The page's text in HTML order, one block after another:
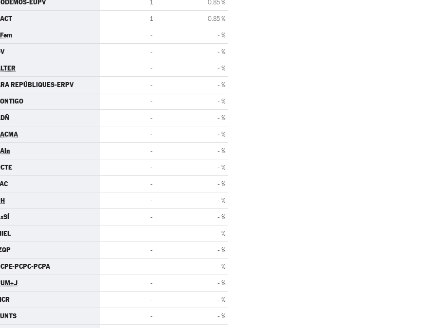
EUPV 1 0.85 %
1 0.85 %
- - %
- - %
- - %
REPÚBLIQUES-ERPV - - %
- - %
- - %
- - %
- - %
- - %
- - %
- - %
- - %
- - %
- - %
PCPC-PCPA - - %
- - %
- - %
- - %